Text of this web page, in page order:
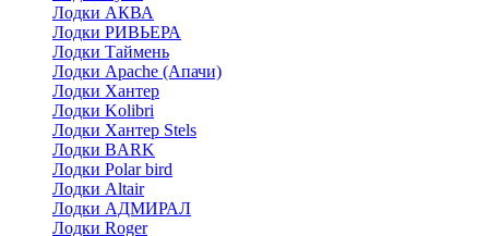
Лодки АКВА
Лодки РИВЬЕРА
Лодки Таймень
Лодки Apache (Апачи)
Лодки Хантер
Лодки Kolibri
Лодки Хантер Stels
Лодки BARK
Лодки Polar bird
Лодки Altair
Лодки АДМИРАЛ
Лодки Roger